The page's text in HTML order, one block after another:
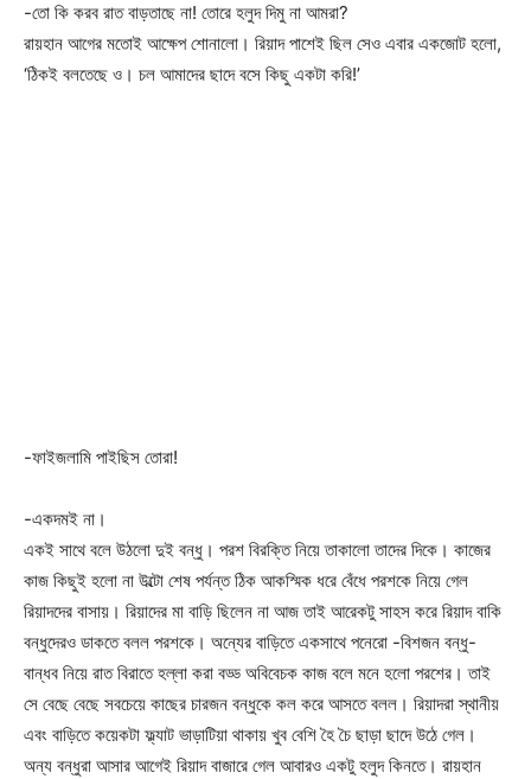
-তো কি করব রাত বাড়তাছে না! তোরে হলুদ দিমু না আমরা?
রায়হান আগের মতোই আক্ষেপ শোনালো। রিয়াদ পাশেই ছিল সেও এবার একজোট হলো,
‘ঠিকই বলতেছে ও। চল আমাদের ছাদে বসে কিছু একটা করি!’
-ফাইজলামি পাইছিস তোরা!
-একদমই না।
একই সাথে বলে উঠলো দুই বন্ধু। পরশ বিরক্তি নিয়ে তাকালো তাদের দিকে। কাজের
কাজ কিছুই হলো না উল্টো শেষ পর্যন্ত ঠিক আকস্মিক ধরে বেঁধে পরশকে নিয়ে গেল
রিয়াদদের বাসায়। রিয়াদের মা বাড়ি ছিলেন না আজ তাই আরেকটু সাহস করে রিয়াদ বাকি
বন্ধুদেরও ডাকতে বলল পরশকে। অন্যের বাড়িতে একসাথে পনেরো -বিশজন বন্ধু-
বান্ধব নিয়ে রাত বিরাতে হল্লা করা বড্ড অবিবেচক কাজ বলে মনে হলো পরশের। তাই
সে বেছে বেছে সবচেয়ে কাছের চারজন বন্ধুকে কল করে আসতে বলল। রিয়াদরা স্থানীয়
এবং বাড়িতে কয়েকটা ফ্ল্যাট ভাড়াটিয়া থাকায় খুব বেশি হৈ চৈ ছাড়া ছাদে উঠে গেল।
অন্য বন্ধুরা আসার আগেই রিয়াদ বাজারে গেল আবারও একটু হলুদ কিনতে। রায়হান